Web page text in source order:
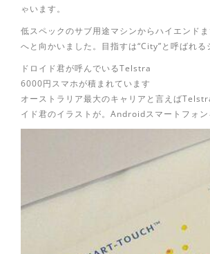
ゃいます。
低スペックのサブ用途マシンからハイエンド
へと向かいました。目指すは“City”と呼ばれる
ドロイド君が呼んでいるTelstra
6000円スマホが積まれています
オーストラリア最大のキャリアと言えば
イド君のイラストが。Androidスマートフォ